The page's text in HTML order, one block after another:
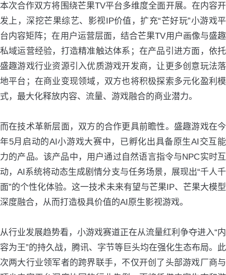
本次合作双方将围绕芒果TV平台多维度全面开展。在内容开
发上，深挖芒果综艺、影视IP价值，扩充“芒好玩”小游戏平
台内容矩阵；在用户运营层面，结合芒果TV用户画像与盛趣
私域运营经验，打造精准触达体系；在产品引进方面，依托
盛趣游戏行业资源引入优质游戏开发商，让更多创意玩法落
地平台；在商业变现领域，双方也将积极探索多元化盈利模
式，最大化释放内容、流量、游戏融合的商业潜力。
而在技术革新层面，双方的合作更具前瞻性。盛趣游戏在今
年5月启动的AI小游戏大赛中，已孵化出具备原生AI交互能
力的产品。该产品中，用户通过自然语言指令与NPC实时互
动，AI系统将动态生成剧情分支与任务场景，展现出“千人千
面”的个性化体验。这一技术未来有望与芒果IP、芒果大模型
深度融合，从而打造极具价值的AI原生影视游戏。
从行业发展趋势看，小游戏赛道正在从流量红利争夺进入“内
容为王”的持久战，腾讯、字节等巨头均在强化生态布局。此
次两大行业领军者的跨界联手，不仅开创了头部游戏厂商与